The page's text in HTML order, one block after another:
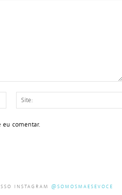
mail:*
eu comentar.
INSTAGRAM @SOMOSMAESEVOCE